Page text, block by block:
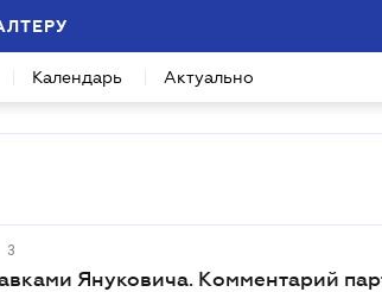
Календарь Актуально
3
Януковича. Комментарий